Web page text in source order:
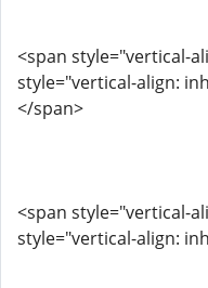
<span style="vertical-
style="vertical-align:
</span>
<span style="vertical-
style="vertical-align: